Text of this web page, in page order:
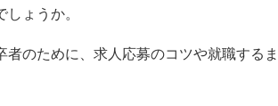
ょうか。
のために、求人応募のコツや就職するま